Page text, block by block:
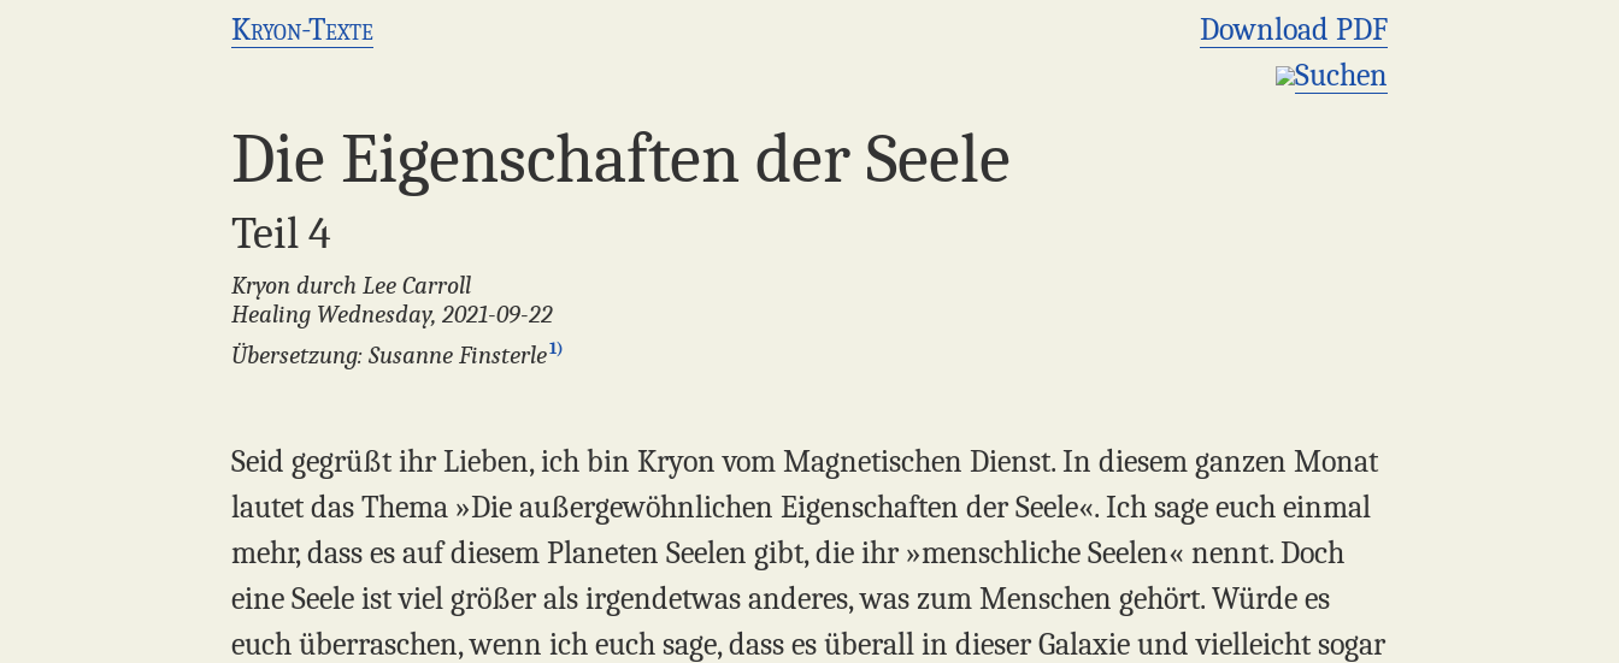
Kryon-Texte
Download PDF
Suchen
Die Eigenschaften der Seele
Teil 4
Kryon durch Lee Carroll
Healing Wednesday, 2021-09-22
Übersetzung: Susanne Finsterle1)
Seid gegrüßt ihr Lieben, ich bin Kryon vom Magnetischen Dienst. In diesem ganzen Monat
lautet das Thema »Die außergewöhnlichen Eigenschaften der Seele«. Ich sage euch einmal
mehr, dass es auf diesem Planeten Seelen gibt, die ihr »menschliche Seelen« nennt. Doch
eine Seele ist viel größer als irgendetwas anderes, was zum Menschen gehört. Würde es
euch überraschen, wenn ich euch sage, dass es überall in dieser Galaxie und vielleicht sogar